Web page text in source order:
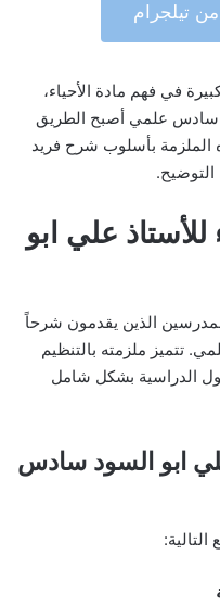
تيلجرام
في فهم مادة الأحياء،
سادس علمي أصبح الطريق
الملزمة بأسلوب شرح فريد
علي ابو
الذين يقدمون شرحاً
تتميز ملزمته بالتنظيم
الدراسية بشكل شامل
ابو السود سادس